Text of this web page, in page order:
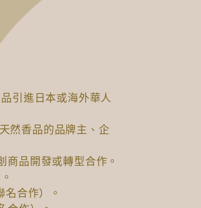
引進日本或海外華人
然香品的品牌主、企
商品開發或轉型合作。
合作）。